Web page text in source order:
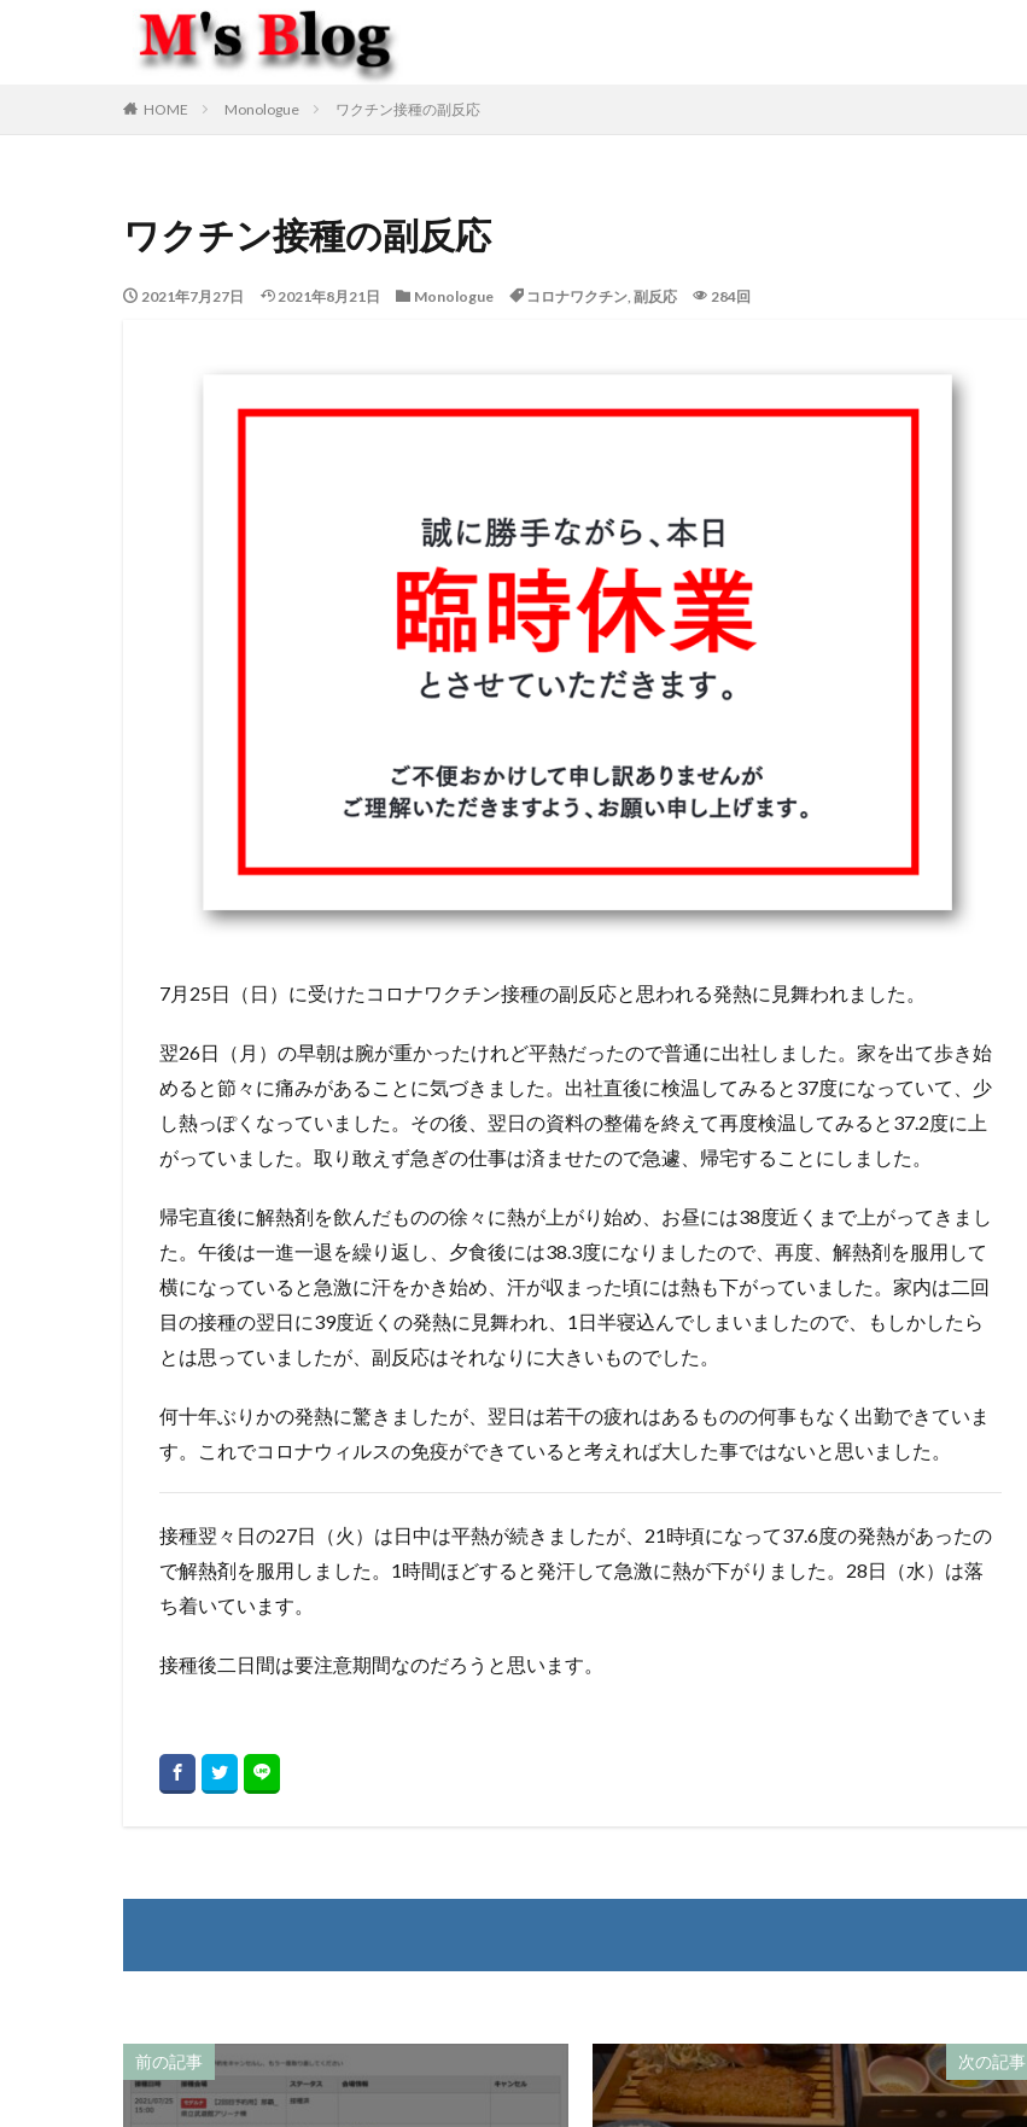
HOME Monologue ワクチン接種の副反応
ワクチン接種の副反応
2021年7月27日 2021年8月21日 Monologue コロナワクチン, 副反応 284回
7月25日（日）に受けたコロナワクチン接種の副反応と思われる発熱に見舞われました。
翌26日（月）の早朝は腕が重かったけれど平熱だったので普通に出社しました。家を出て歩き始
めると節々に痛みがあることに気づきました。出社直後に検温してみると37度になっていて、少
し熱っぽくなっていました。その後、翌日の資料の整備を終えて再度検温してみると37.2度に上
がっていました。取り敢えず急ぎの仕事は済ませたので急遽、帰宅することにしました。
帰宅直後に解熱剤を飲んだものの徐々に熱が上がり始め、お昼には38度近くまで上がってきまし
た。午後は一進一退を繰り返し、夕食後には38.3度になりましたので、再度、解熱剤を服用して
横になっていると急激に汗をかき始め、汗が収まった頃には熱も下がっていました。家内は二回
目の接種の翌日に39度近くの発熱に見舞われ、1日半寝込んでしまいましたので、もしかしたら
とは思っていましたが、副反応はそれなりに大きいものでした。
何十年ぶりかの発熱に驚きましたが、翌日は若干の疲れはあるものの何事もなく出勤できていま
す。これでコロナウィルスの免疫ができていると考えれば大した事ではないと思いました。
接種翌々日の27日（火）は日中は平熱が続きましたが、21時頃になって37.6度の発熱があったの
で解熱剤を服用しました。1時間ほどすると発汗して急激に熱が下がりました。28日（水）は落
ち着いています。
接種後二日間は要注意期間なのだろうと思います。
前の記事 次の記事